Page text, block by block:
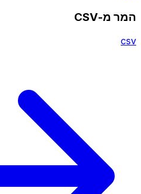
המר מ-CSV
csv